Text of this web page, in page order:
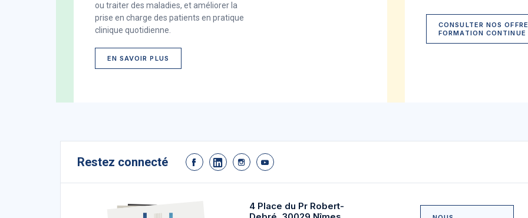
ou traiter des maladies, et améliorer la
prise en charge des patients en pratique
clinique quotidienne.
EN SAVOIR PLUS
CONSULTER NOS
FORMATION CONTINUE
Restez connecté
4 Place du Pr Robert-